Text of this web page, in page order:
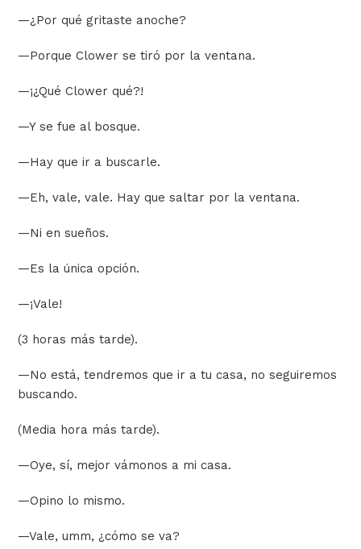
—¿Por qué gritaste anoche?
—Porque Clower se tiró por la ventana.
—¡¿Qué Clower qué?!
—Y se fue al bosque.
—Hay que ir a buscarle.
—Eh, vale, vale. Hay que saltar por la ventana.
—Ni en sueños.
—Es la única opción.
—¡Vale!
(3 horas más tarde).
—No está, tendremos que ir a tu casa, no seguiremos
buscando.
(Media hora más tarde).
—Oye, sí, mejor vámonos a mi casa.
—Opino lo mismo.
—Vale, umm, ¿cómo se va?